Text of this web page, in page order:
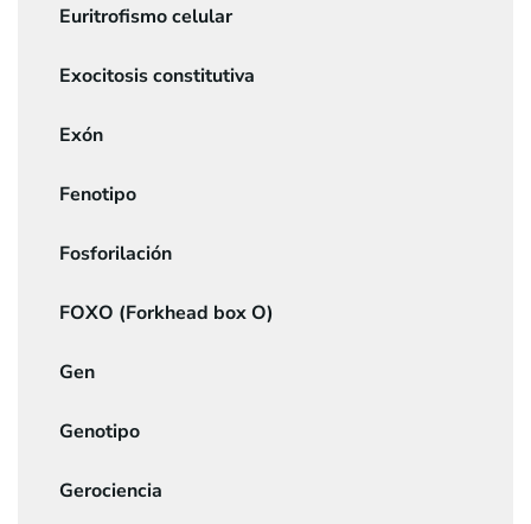
Euritrofismo celular
Exocitosis constitutiva
Exón
Fenotipo
Fosforilación
FOXO (Forkhead box O)
Gen
Genotipo
Gerociencia